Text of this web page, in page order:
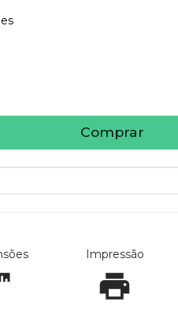
Comprar
Impressão